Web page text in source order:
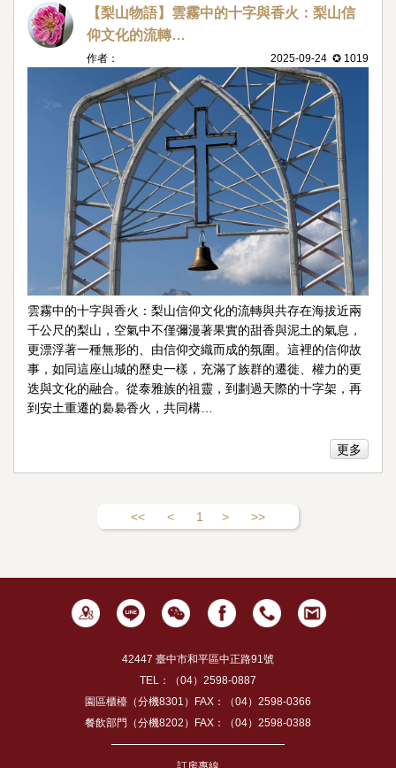
【梨山物語】雲霧中的十字與香火：梨山信
仰文化的流轉…
2025-09-24 ✪ 1019
作者：
雲霧中的十字與香火：梨山信仰文化的流轉與共存在海拔近兩
千公尺的梨山，空氣中不僅彌漫著果實的甜香與泥土的氣息，
更漂浮著一種無形的、由信仰交織而成的氛圍。這裡的信仰故
事，如同這座山城的歷史一樣，充滿了族群的遷徙、權力的更
迭與文化的融合。從泰雅族的祖靈，到劃過天際的十字架，再
到安土重遷的裊裊香火，共同構…
更多
<< < 1 > >>
42447 臺中市和平區中正路91號
TEL：（04）2598-0887
園區櫃檯（分機8301）FAX：（04）2598-0366
餐飲部門（分機8202）FAX：（04）2598-0388